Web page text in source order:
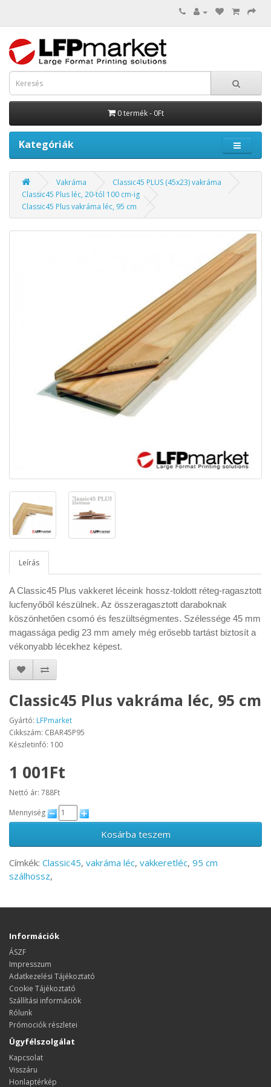
0 termék - 0Ft
Kategóriák
Vakráma
Classic45 PLUS (45x23) vakráma
Classic45 Plus léc, 20-tól 100 cm-ig
Classic45 Plus vakráma léc, 95 cm
Leírás
A Classic45 Plus vakkeret léceink hossz-toldott réteg-ragasztott
lucfenyőből készülnek. Az összeragasztott daraboknak
köszönhetően csomó és feszültségmentes. Szélessége 45 mm
magassága pedig 23 mm amely még erősebb tartást biztosít a
vékonyabb lécekhez képest.
Classic45 Plus vakráma léc, 95 cm
Gyártó: LFPmarket
Cikkszám: CBAR45P95
Készletinfó: 100
1 001Ft
Nettó ár: 788Ft
Mennyiség
Kosárba teszem
Címkék: Classic45, vakráma léc, vakkeretléc, 95 cm
szálhossz,
Információk
ÁSZF
Impresszum
Adatkezelési Tájékoztató
Cookie Tájékoztató
Szállítási információk
Rólunk
Prómociók részletei
Ügyfélszolgálat
Kapcsolat
Visszáru
Honlaptérkép